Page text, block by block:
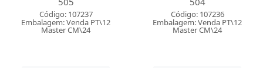
Código: 107237
Embalagem: Venda PT\12
Master CM\24
Código: 107236
Embalagem: Venda PT\12
Master CM\24